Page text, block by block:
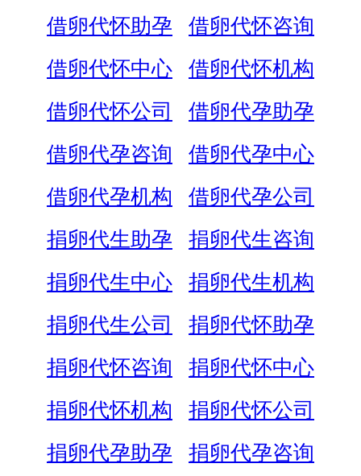
借卵代怀助孕
借卵代怀咨询
借卵代怀中心
借卵代怀机构
借卵代怀公司
借卵代孕助孕
借卵代孕咨询
借卵代孕中心
借卵代孕机构
借卵代孕公司
捐卵代生助孕
捐卵代生咨询
捐卵代生中心
捐卵代生机构
捐卵代生公司
捐卵代怀助孕
捐卵代怀咨询
捐卵代怀中心
捐卵代怀机构
捐卵代怀公司
捐卵代孕助孕
捐卵代孕咨询